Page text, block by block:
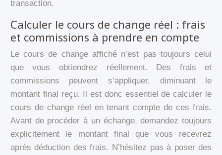
transaction.
Calculer le cours de change réel : frais
et commissions à prendre en compte
Le cours de change affiché n’est pas toujours celui
que vous obtiendrez réellement. Des frais et
commissions peuvent s’appliquer, diminuant le
montant final reçu. Il est donc essentiel de calculer le
cours de change réel en tenant compte de ces frais.
Avant de procéder à un échange, demandez toujours
explicitement le montant final que vous recevrez
après déduction des frais. N’hésitez pas à poser des